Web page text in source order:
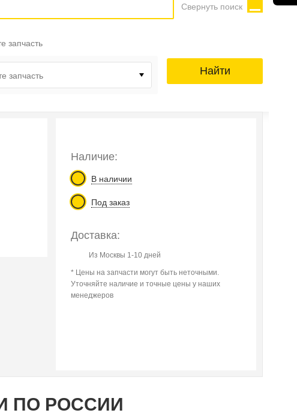
Свернуть поиск
запчасть
запчасть Найти
Наличие:
В наличии
Под заказ
Доставка:
Из Москвы 1-10 дней
* Цены на запчасти могут быть неточными.
Уточняйте наличие и точные цены у наших
менеджеров
ПО РОССИИ